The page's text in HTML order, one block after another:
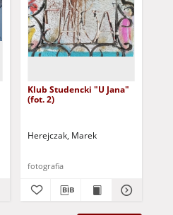
Klub Studencki "U Jana"
(fot. 2)
Herejczak, Marek
fotografia